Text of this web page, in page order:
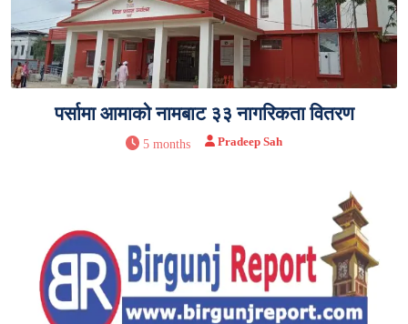
पर्सामा आमाको नामबाट ३३ नागरिकता वितरण
5 months Pradeep Sah